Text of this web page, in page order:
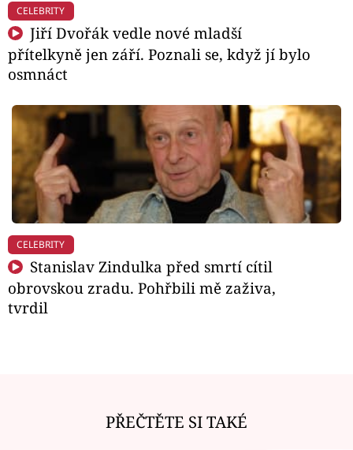
CELEBRITY
Jiří Dvořák vedle nové mladší
přítelkyně jen září. Poznali se, když jí bylo
osmnáct
CELEBRITY
Stanislav Zindulka před smrtí cítil
obrovskou zradu. Pohřbili mě zaživa,
tvrdil
PŘEČTĚTE SI TAKÉ